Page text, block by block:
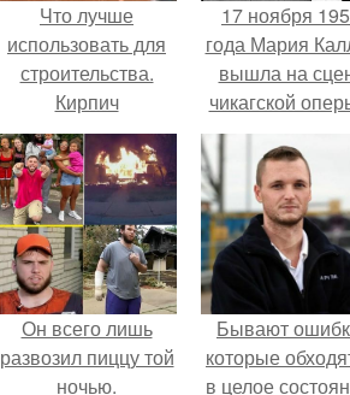
Что лучше
использовать для
строительства.
Кирпич
17 ноября
года Мария
вышла на
чикагской
сорвала
Он всего лишь
развозил пиццу той
ночью.
Бывают
которые
в целое